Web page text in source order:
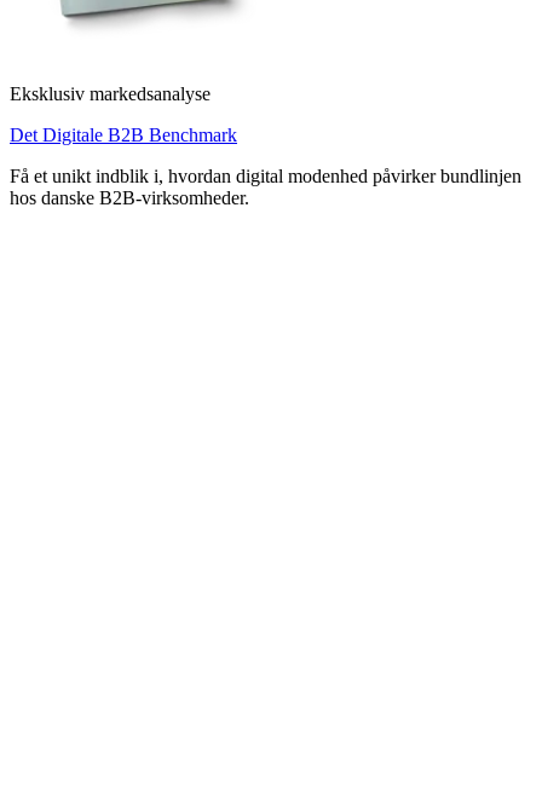
Eksklusiv markedsanalyse
Det Digitale B2B Benchmark
Få et unikt indblik i, hvordan digital modenhed påvirker bundlinjen
hos danske B2B-virksomheder.